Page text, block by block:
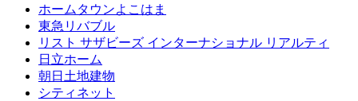
ホームタウンよこはま
東急リバブル
リスト サザビーズ インターナショナル リアルティ
日立ホーム
朝日土地建物
シティネット